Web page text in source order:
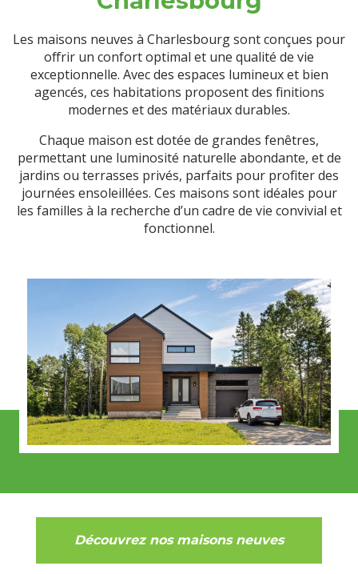
Les maisons neuves à Charlesbourg sont conçues pour
offrir un confort optimal et une qualité de vie
exceptionnelle. Avec des espaces lumineux et bien
agencés, ces habitations proposent des finitions
modernes et des matériaux durables.
Chaque maison est dotée de grandes fenêtres,
permettant une luminosité naturelle abondante, et de
jardins ou terrasses privés, parfaits pour profiter des
journées ensoleillées. Ces maisons sont idéales pour
les familles à la recherche d’un cadre de vie convivial et
fonctionnel.
Découvrez nos maisons neuves